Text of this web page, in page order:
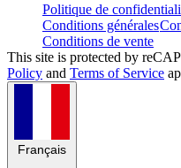
Politique de
Conditions générales
Conditions de vente
This site is protected by
Policy and Terms of Service
Français